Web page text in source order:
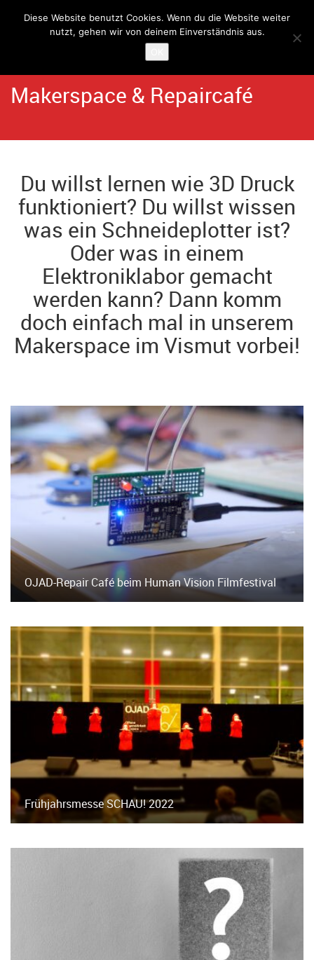
Angebote
Makerspace & Repaircafé
Du willst lernen wie 3D Druck
funktioniert? Du willst wissen
was ein Schneideplotter ist?
Oder was in einem
Elektroniklabor gemacht
werden kann? Dann komm
doch einfach mal in unserem
Makerspace im Vismut vorbei!
OJAD-Repair Café beim Human Vision Filmfestival
Frühjahrsmesse SCHAU! 2022
Diese Website benutzt Cookies. Wenn du die Website weiter
nutzt, gehen wir von deinem Einverständnis aus.